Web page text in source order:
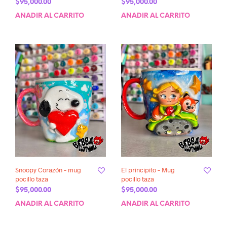
$95,000.00
AÑADIR AL CARRITO
$95,000.00
AÑADIR AL CARRITO
Snoopy Corazón – mug
pocillo taza
$95,000.00
AÑADIR AL CARRITO
El principito – Mug
pocillo taza
$95,000.00
AÑADIR AL CARRITO